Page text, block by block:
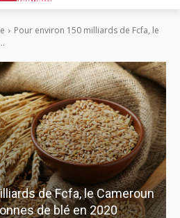
Pour environ 150 milliards de Fcfa, le
de Fcfa, le Cameroun
de blé en 2020